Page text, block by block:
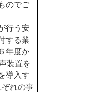
のでご
行う安
する業
年度か
装置を
導入す
れの事